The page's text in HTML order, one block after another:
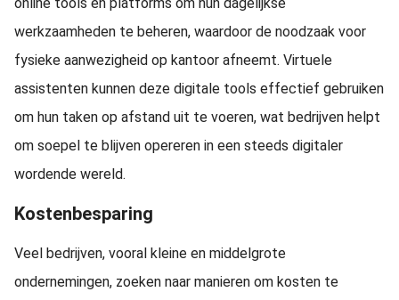
werkzaamheden te beheren, waardoor de noodzaak voor
fysieke aanwezigheid op kantoor afneemt. Virtuele
assistenten kunnen deze digitale tools effectief gebruiken
om hun taken op afstand uit te voeren, wat bedrijven helpt
om soepel te blijven opereren in een steeds digitaler
wordende wereld.
Kostenbesparing
Veel bedrijven, vooral kleine en middelgrote
ondernemingen, zoeken naar manieren om kosten te